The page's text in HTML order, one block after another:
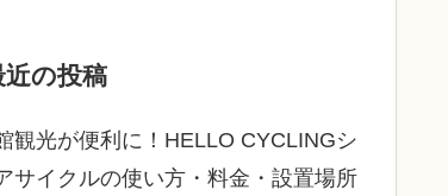
近の投稿
観光が便利に！HELLO CYCLINGシ
サイクルの使い方・料金・設置場所